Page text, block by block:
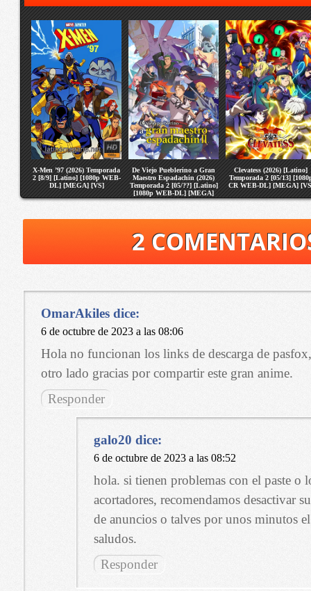
X-Men ’97 (2026) Temporada
2 [8/9] [Latino] [1080p WEB-
DL] [MEGA] [VS]
De Viejo Pueblerino a Gran
Maestro Espadachin (2026)
Temporada 2 [05/??] [Latino]
[1080p WEB-DL] [MEGA]
[VS]
Clevatess (2026) [Latino]
Temporada 2 [05/13]
CR WEB-DL] [MEGA]
2
OmarAkiles dice:
6 de octubre de 2023 a las 08:06
Hola no funcionan los links de descarga de
otro lado gracias por compartir este gran anime.
Responder
galo20 dice:
6 de octubre de 2023 a las 08:52
hola. si tienen problemas con el paste o
acortadores, recomendamos desactivar
de anuncios o talves por unos minutos
saludos.
Responder